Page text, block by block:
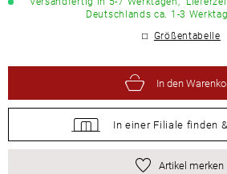
Deutschlands ca. 1-3
Größentabelle
In den
In einer Filiale finden &
Artikel merken